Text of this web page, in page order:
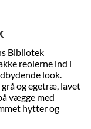
Bibliotek
reolerne ind i
look.
og egetræ, lavet
vægge med
hytter og